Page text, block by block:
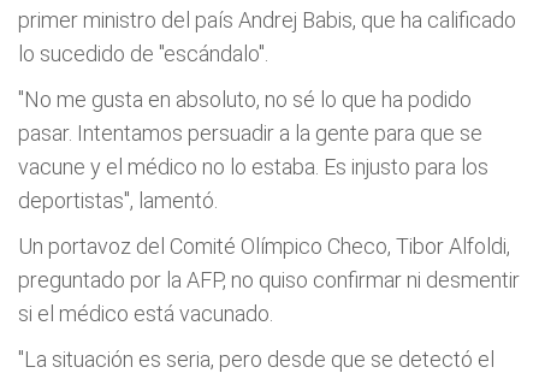
primer ministro del país Andrej Babis, que ha calificado
lo sucedido de "escándalo".
"No me gusta en absoluto, no sé lo que ha podido
pasar. Intentamos persuadir a la gente para que se
vacune y el médico no lo estaba. Es injusto para los
deportistas", lamentó.
Un portavoz del Comité Olímpico Checo, Tibor Alfoldi,
preguntado por la AFP, no quiso confirmar ni desmentir
si el médico está vacunado.
"La situación es seria, pero desde que se detectó el